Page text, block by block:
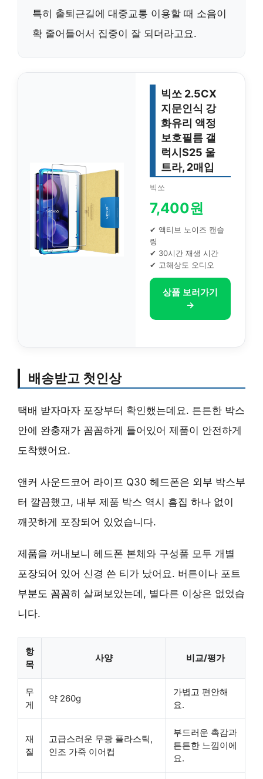
특히 출퇴근길에 대중교통 이용할 때 소음이
확 줄어들어서 집중이 잘 되더라고요.
빅쏘 2.5CX
지문인식 강
화유리 액정
보호필름 갤
럭시S25 울
트라, 2매입
빅쏘
7,400원
✔ 액티브 노이즈 캔슬
링
✔ 30시간 재생 시간
✔ 고해상도 오디오
상품 보러가기
→
배송받고 첫인상
택배 받자마자 포장부터 확인했는데요. 튼튼한 박스
안에 완충재가 꼼꼼하게 들어있어 제품이 안전하게
도착했어요.
앤커 사운드코어 라이프 Q30 헤드폰은 외부 박스부
터 깔끔했고, 내부 제품 박스 역시 흠집 하나 없이
깨끗하게 포장되어 있었습니다.
제품을 꺼내보니 헤드폰 본체와 구성품 모두 개별
포장되어 있어 신경 쓴 티가 났어요. 버튼이나 포트
부분도 꼼꼼히 살펴보았는데, 별다른 이상은 없었습
니다.
항
목
사양 비교/평가
무
게
약 260g
가볍고 편안해
요.
재
질
고급스러운 무광 플라스틱,
인조 가죽 이어컵
부드러운 촉감과
튼튼한 느낌이에
요.